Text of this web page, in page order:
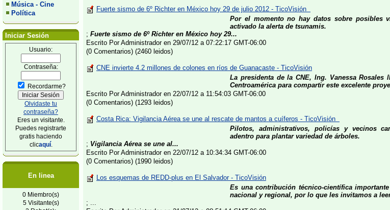
Música - Cine
Política
Iniciar Sesión
Usuario:
Contraseña:
Recordarme?
Olvidaste tu
contraseña?
Eres un visitante.
Puedes registrarte
gratis haciendo
clicaquí.
En linea
0 Miembro(s)
5 Visitante(s)
Fuerte sismo de 6º Richter en México hoy 29 de julio 2012 - TicoVisión
Por el momento no hay datos sobre posibles
activado la alerta de tsunamis.
; Fuerte sismo de 6º Richter en México hoy 29...
Escrito Por Administrador en 29/07/12 a 07:22:17 GMT-06:00
(0 Comentarios) (2460 leidos)
CNE invierte 4.2 millones de colones en ríos de Guanacaste - TicoVisión
La presidenta de la CNE, Ing. Vanessa
Centroamérica para compartir este excelente
Escrito Por Administrador en 22/07/12 a 11:54:03 GMT-06:00
(0 Comentarios) (1293 leidos)
Costa Rica: Vigilancia Aérea se une al rescate de mantos a cuíferos - TicoVisión
Pilotos, administrativos, policías y vecinos
adentro para plantar variedad de árboles.
; Vigilancia Aérea se une al...
Escrito Por Administrador en 22/07/12 a 10:34:34 GMT-06:00
(0 Comentarios) (1990 leidos)
Los esquemas de REDD-plus en El Salvador - TicoVisión
Es una contribución técnico-científica
nacional y regional, por lo que les invitamos a
; ...